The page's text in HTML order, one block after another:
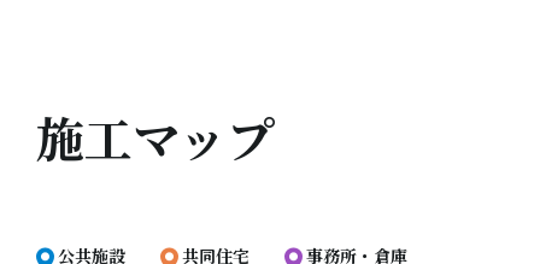
施工マップ
公共施設 共同住宅
事務所・倉庫